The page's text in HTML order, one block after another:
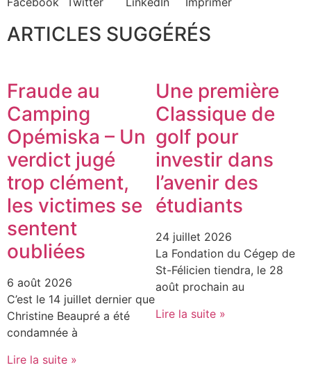
ARTICLES SUGGÉRÉS
Fraude au
Camping
Opémiska – Un
verdict jugé
trop clément,
les victimes se
sentent
oubliées
6 août 2026
C’est le 14 juillet dernier que
Christine Beaupré a été
condamnée à
Lire la suite »
Une première
Classique de
golf pour
investir dans
l’avenir des
étudiants
24 juillet 2026
La Fondation du Cégep de
St-Félicien tiendra, le 28
août prochain au
Lire la suite »